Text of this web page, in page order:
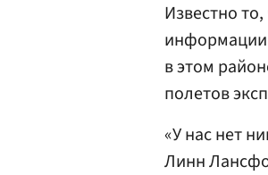
Известно
информации
в этом
полетов
«У нас нет
Линн